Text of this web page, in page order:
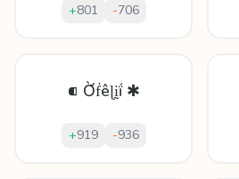
+801 -706
⁌ Ờḟêɭḭḯ ✱
+919 -936